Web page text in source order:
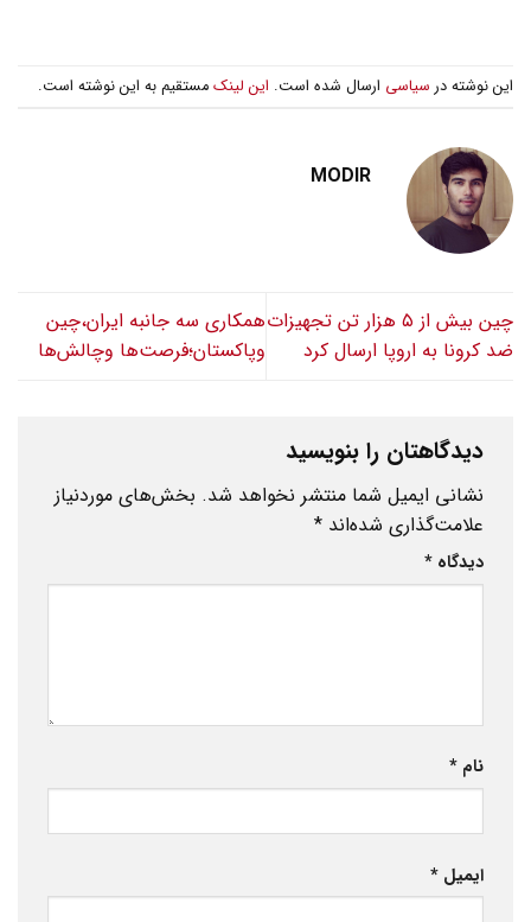
این نوشته در سیاسی ارسال شده است. این لینک مستقیم به این نوشته است.
MODIR
چین بیش از ۵ هزار تن تجهیزات
ضد کرونا به اروپا ارسال کرد
همکاری‌ سه جانبه ایران،چین
وپاکستان؛فرصت‌ها وچالش‌ها
دیدگاهتان را بنویسید
نشانی ایمیل شما منتشر نخواهد شد. بخش‌های موردنیاز
علامت‌گذاری شده‌اند *
دیدگاه *
نام *
ایمیل *